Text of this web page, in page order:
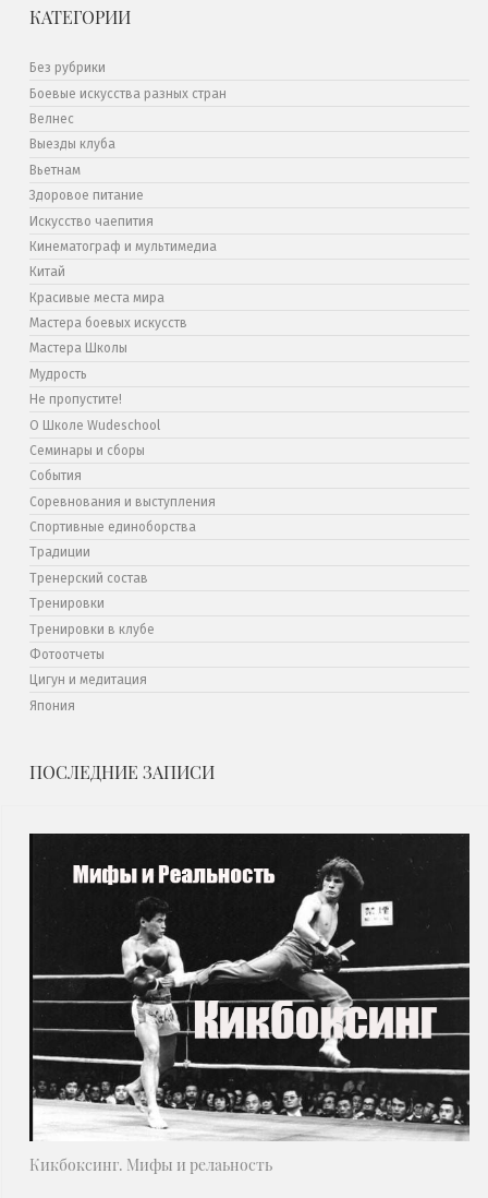
КАТЕГОРИИ
Без рубрики
Боевые искусства разных стран
Велнес
Выезды клуба
Вьетнам
Здоровое питание
Искусство чаепития
Кинематограф и мультимедиа
Китай
Красивые места мира
Мастера боевых искусств
Мастера Школы
Мудрость
Не пропустите!
О Школе Wudeschool
Семинары и сборы
События
Соревнования и выступления
Спортивные единоборства
Традиции
Тренерский состав
Тренировки
Тренировки в клубе
Фотоотчеты
Цигун и медитация
Япония
ПОСЛЕДНИЕ ЗАПИСИ
Кикбоксинг. Мифы и релаьность